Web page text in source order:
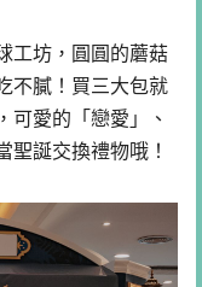
工坊，圓圓的蘑菇
不膩！買三大包就
可愛的「戀愛」、
聖誕交換禮物哦！